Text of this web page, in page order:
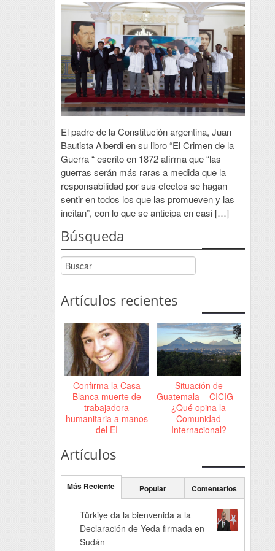
El padre de la Constitución argentina, Juan
Bautista Alberdi en su libro “El Crimen de la
Guerra “ escrito en 1872 afirma que “las
guerras serán más raras a medida que la
responsabilidad por sus efectos se hagan
sentir en todos los que las promueven y las
incitan”, con lo que se anticipa en casi […]
Búsqueda
Artículos recientes
Confirma la Casa
Blanca muerte de
trabajadora
humanitaria a manos
del EI
Situación de
Guatemala – CICIG –
¿Qué opina la
Comunidad
Internacional?
Artículos
Más Reciente Popular Comentarios
Türkiye da la bienvenida a la
Declaración de Yeda firmada en
Sudán